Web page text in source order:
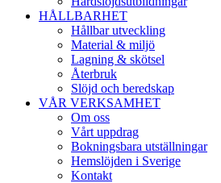
HÅLLBARHET
Hållbar utveckling
Material & miljö
Lagning & skötsel
Återbruk
Slöjd och beredskap
VÅR VERKSAMHET
Om oss
Vårt uppdrag
Bokningsbara utställningar
Hemslöjden i Sverige
Kontakt